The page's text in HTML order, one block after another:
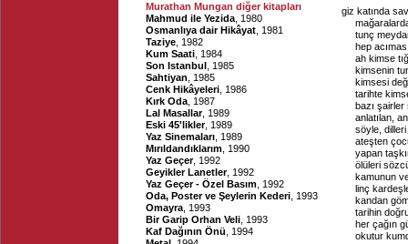
Murathan Mungan diğer kitapları
Mahmud ile Yezida , 1980
Osmanlıya dair Hikâyat , 1981
Taziye , 1982
Kum Saati , 1984
Son Istanbul , 1985
Sahtiyan , 1985
Cenk Hikâyeleri , 1986
Kırk Oda , 1987
Lal Masallar, 1989
Eski 45'likler, 1989
Yaz Sinemaları , 1989
Mırıldandıklarım , 1990
Yaz Geçer, 1992
Geyikler Lanetler, 1992
Yaz Geçer - Özel Basım , 1992
Oda, Poster ve Şeylerin Kederi , 1993
Omayra , 1993
Bir Garip Orhan Veli , 1993
Kaf Dağının Önü , 1994
giz katında
tunç
hep
ah kimse tığ
kimsenin
kimsesi
tarihte
bazı şairler
anlatılan,
söyle, dilleri
ateşten
yapan
ölüleri
kamunun
linç
kandan
tarihin
her çağın
okutur